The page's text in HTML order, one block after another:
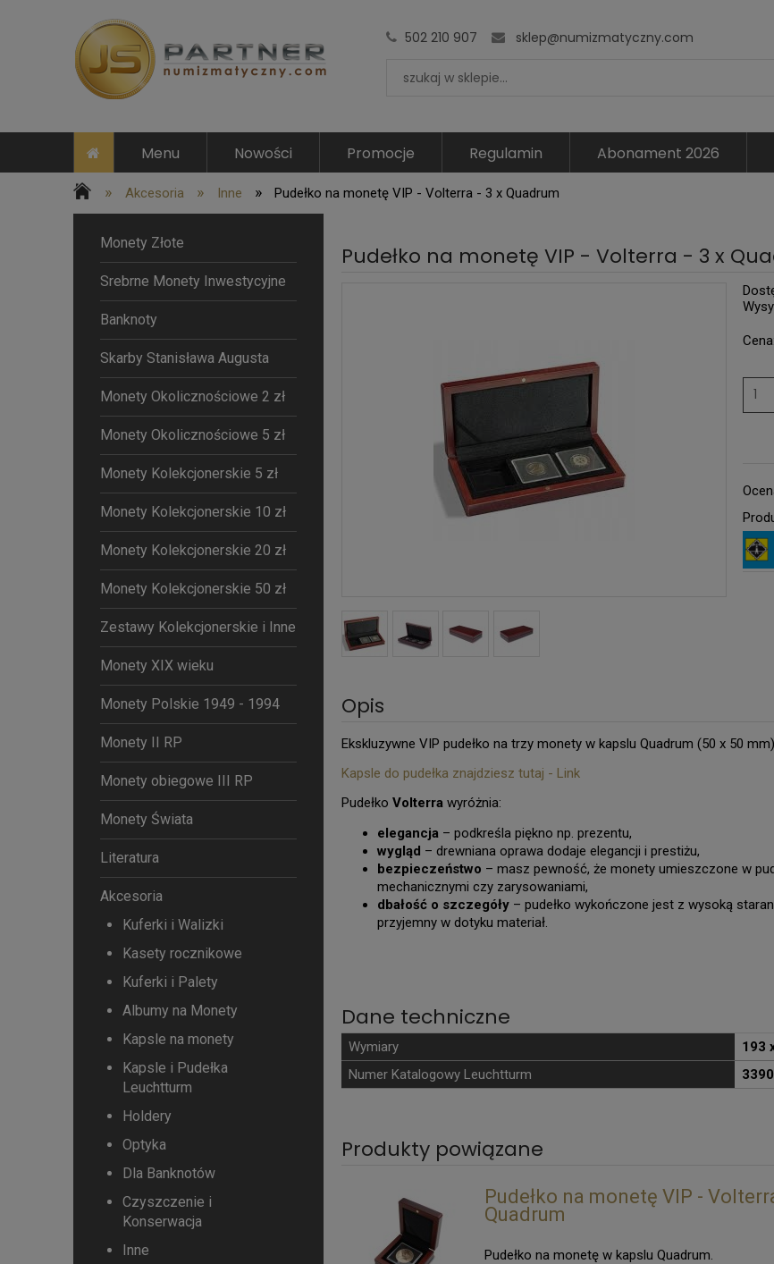
502 210 907 sklep@numizmatyczny.com
Menu Nowości Promocje Regulamin Abonament 2026
» Akcesoria » Inne » Pudełko na monetę VIP - Volterra - 3 x Quadrum
Monety Złote
Srebrne Monety Inwestycyjne
Banknoty
Skarby Stanisława Augusta
Monety Okolicznościowe 2 zł
Monety Okolicznościowe 5 zł
Monety Kolekcjonerskie 5 zł
Monety Kolekcjonerskie 10 zł
Monety Kolekcjonerskie 20 zł
Monety Kolekcjonerskie 50 zł
Zestawy Kolekcjonerskie i Inne
Monety XIX wieku
Monety Polskie 1949 - 1994
Monety II RP
Monety obiegowe III RP
Monety Świata
Literatura
Akcesoria
Kuferki i Walizki
Kasety rocznikowe
Kuferki i Palety
Albumy na Monety
Kapsle na monety
Kapsle i Pudełka
Leuchtturm
Holdery
Optyka
Dla Banknotów
Czyszczenie i
Konserwacja
Inne
Pudełko na monetę VIP - Volterra - 3 x
Cena:
Opis
Ekskluzywne VIP pudełko na trzy monety w kapslu Quadrum (50 x 50
Kapsle do pudełka znajdziesz tutaj - Link
Pudełko Volterra wyróżnia:
elegancja – podkreśla piękno np. prezentu,
wygląd – drewniana oprawa dodaje elegancji i prestiżu,
bezpieczeństwo – masz pewność, że monety umieszczone w
mechanicznymi czy zarysowaniami,
dbałość o szczegóły – pudełko wykończone jest z wysoką
przyjemny w dotyku materiał.
Dane techniczne
Wymiary
193
Numer Katalogowy Leuchtturm
Produkty powiązane
Pudełko na monetę VIP -
Quadrum
Pudełko na monetę w kapslu Quadrum.